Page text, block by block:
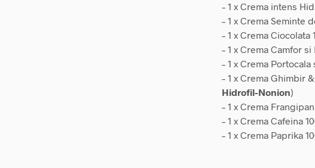
– 1 x Crema intens
– 1 x Crema Seminte
– 1 x Crema Ciocolata
– 1 x Crema Camfor
– 1 x Crema
– 1 x Crema Ghimbir
Hidrofil-Nonion)
– 1 x Crema
– 1 x Crema Cafeina
– 1 x Crema Paprika